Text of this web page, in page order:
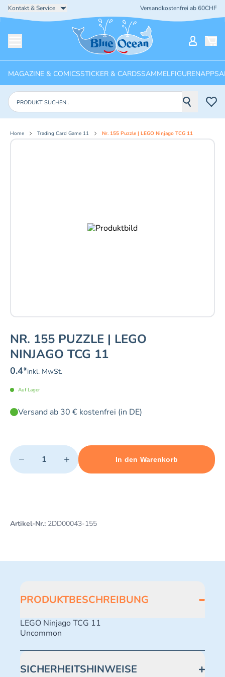
Kontakt & Service Versandkostenfrei ab 60CHF
Startseite
MAGAZINE & COMICSSTICKER & CARDSSAMMELFIGURENAPPS
Produkte suchen
Home Trading Card Game 11 Nr. 155 Puzzle | LEGO Ninjago TCG 11
NR. 155 PUZZLE | LEGO
NINJAGO TCG 11
0.4*inkl. MwSt.
Auf Lager
Versand ab 30 € kostenfrei (in DE)
Quantity
− +
Minimum quantity: 1 Maximum quantity: 499
In den Warenkorb
Add 1 item to cart
Artikel-Nr.: 2DD00043-155
PRODUKTBESCHREIBUNG
LEGO Ninjago TCG 11
Uncommon
SICHERHEITSHINWEISE